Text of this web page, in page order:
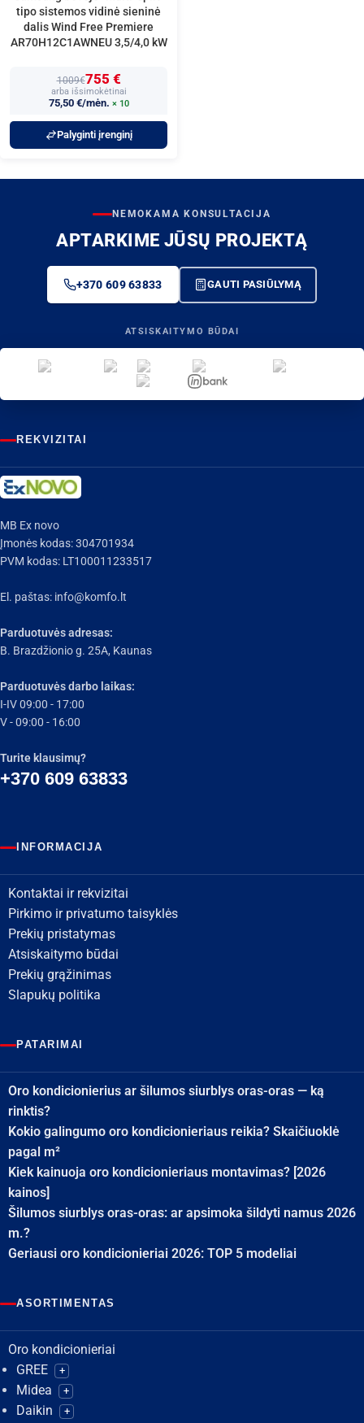
tipo sistemos vidinė sieninė
dalis Wind Free Premiere
AR70H12C1AWNEU 3,5/4,0 kW
1009€755 €
arba išsimokėtinai
75,50 €/mėn. × 10
Palyginti įrenginį
NEMOKAMA KONSULTACIJA
APTARKIME JŪSŲ PROJEKTĄ
+370 609 63833 GAUTI PASIŪLYMĄ
ATSISKAITYMO BŪDAI
REKVIZITAI
MB Ex novo
Įmonės kodas: 304701934
PVM kodas: LT100011233517
El. paštas: info@komfo.lt
Parduotuvės adresas:
B. Brazdžionio g. 25A, Kaunas
Parduotuvės darbo laikas:
I-IV 09:00 - 17:00
V - 09:00 - 16:00
Turite klausimų?
+370 609 63833
INFORMACIJA
Kontaktai ir rekvizitai
Pirkimo ir privatumo taisyklės
Prekių pristatymas
Atsiskaitymo būdai
Prekių grąžinimas
Slapukų politika
PATARIMAI
Oro kondicionierius ar šilumos siurblys oras-oras — ką
rinktis?
Kokio galingumo oro kondicionieriaus reikia? Skaičiuoklė
pagal m²
Kiek kainuoja oro kondicionieriaus montavimas? [2026
kainos]
Šilumos siurblys oras-oras: ar apsimoka šildyti namus 2026
m.?
Geriausi oro kondicionieriai 2026: TOP 5 modeliai
ASORTIMENTAS
Oro kondicionieriai
GREE
+
Midea +
Daikin +